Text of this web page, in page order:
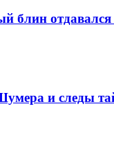
блин
и следы